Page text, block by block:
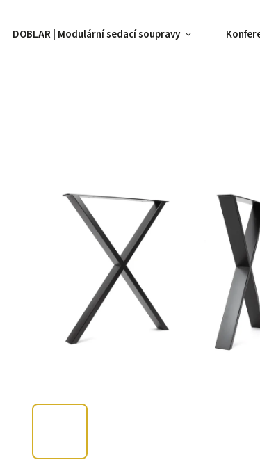
DOBLAR | Modulární sedací soupravy